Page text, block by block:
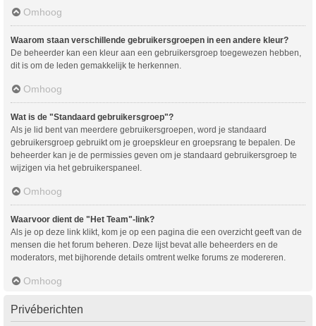
Omhoog
Waarom staan verschillende gebruikersgroepen in een andere kleur?
De beheerder kan een kleur aan een gebruikersgroep toegewezen hebben,
dit is om de leden gemakkelijk te herkennen.
Omhoog
Wat is de "Standaard gebruikersgroep"?
Als je lid bent van meerdere gebruikersgroepen, word je standaard
gebruikersgroep gebruikt om je groepskleur en groepsrang te bepalen. De
beheerder kan je de permissies geven om je standaard gebruikersgroep te
wijzigen via het gebruikerspaneel.
Omhoog
Waarvoor dient de "Het Team"-link?
Als je op deze link klikt, kom je op een pagina die een overzicht geeft van de
mensen die het forum beheren. Deze lijst bevat alle beheerders en de
moderators, met bijhorende details omtrent welke forums ze modereren.
Omhoog
Privéberichten